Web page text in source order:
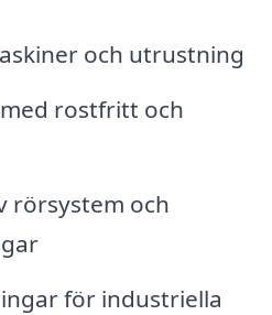
och utrustning
rostfritt och
rörsystem och
för industriella